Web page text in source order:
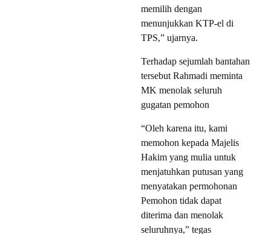
memilih dengan
menunjukkan KTP-el di
TPS,” ujarnya.
Terhadap sejumlah bantahan
tersebut Rahmadi meminta
MK menolak seluruh
gugatan pemohon
“Oleh karena itu, kami
memohon kepada Majelis
Hakim yang mulia untuk
menjatuhkan putusan yang
menyatakan permohonan
Pemohon tidak dapat
diterima dan menolak
seluruhnya,” tegas